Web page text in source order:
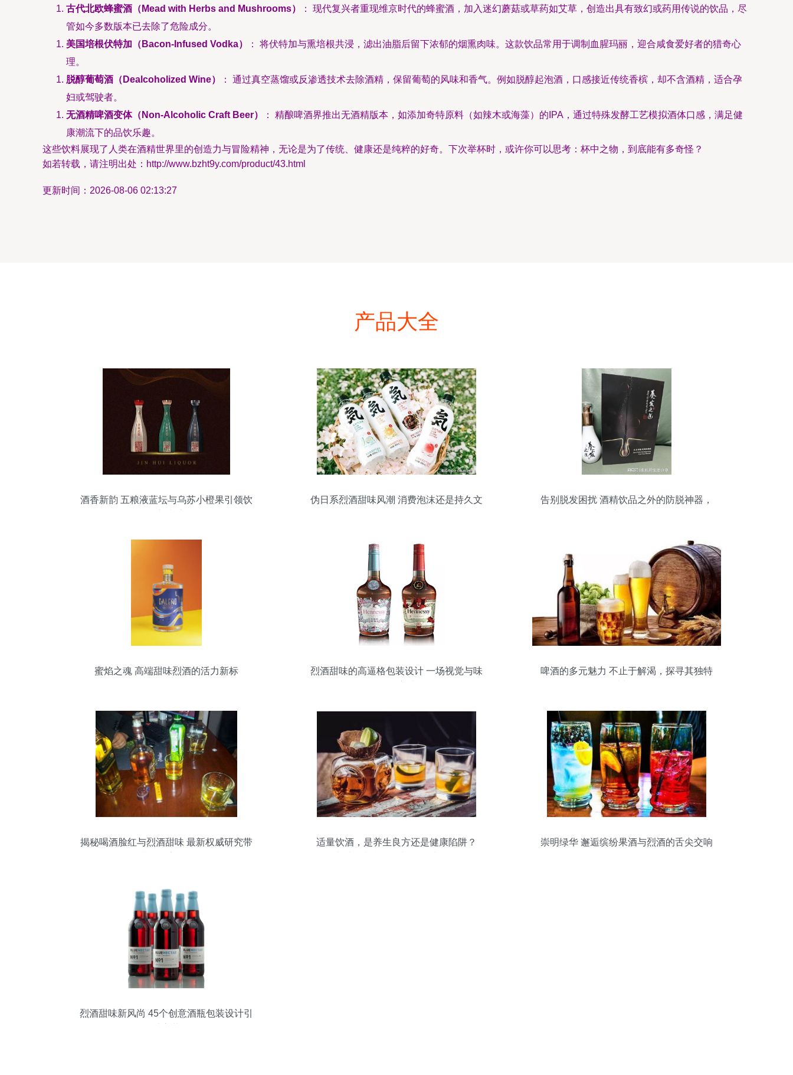
古代北欧蜂蜜酒（Mead with Herbs and Mushrooms）
： 现代复兴者重现维京时代的蜂蜜酒，加入迷幻蘑菇或草药如艾草，创造出具有致幻或药用传说的饮品，尽
管如今多数版本已去除了危险成分。
美国培根伏特加（Bacon-Infused Vodka）
： 将伏特加与熏培根共浸，滤出油脂后留下浓郁的烟熏肉味。这款饮品常用于调制血腥玛丽，迎合咸食爱好者的猎奇心
理。
脱醇葡萄酒（Dealcoholized Wine）
： 通过真空蒸馏或反渗透技术去除酒精，保留葡萄的风味和香气。例如脱醇起泡酒，口感接近传统香槟，却不含酒精，适合孕
妇或驾驶者。
无酒精啤酒变体（Non-Alcoholic Craft Beer）
： 精酿啤酒界推出无酒精版本，如添加奇特原料（如辣木或海藻）的IPA，通过特殊发酵工艺模拟酒体口感，满足健
康潮流下的品饮乐趣。
这些饮料展现了人类在酒精世界里的创造力与冒险精神，无论是为了传统、健康还是纯粹的好奇。下次举杯时，或许你可以思考：杯中之物，到底能有多奇怪？
如若转载，请注明出处：http://www.bzht9y.com/product/43.html
更新时间：2026-08-06 02:13:27
产品大全
酒香新韵 五粮液蓝坛与乌苏小橙果引领饮
伪日系烈酒甜味风潮 消费泡沫还是持久文
告别脱发困扰 酒精饮品之外的防脱神器，
蜜焰之魂 高端甜味烈酒的活力新标
烈酒甜味的高逼格包装设计 一场视觉与味
啤酒的多元魅力 不止于解渴，探寻其独特
揭秘喝酒脸红与烈酒甜味 最新权威研究带
适量饮酒，是养生良方还是健康陷阱？
崇明绿华 邂逅缤纷果酒与烈酒的舌尖交响
烈酒甜味新风尚 45个创意酒瓶包装设计引